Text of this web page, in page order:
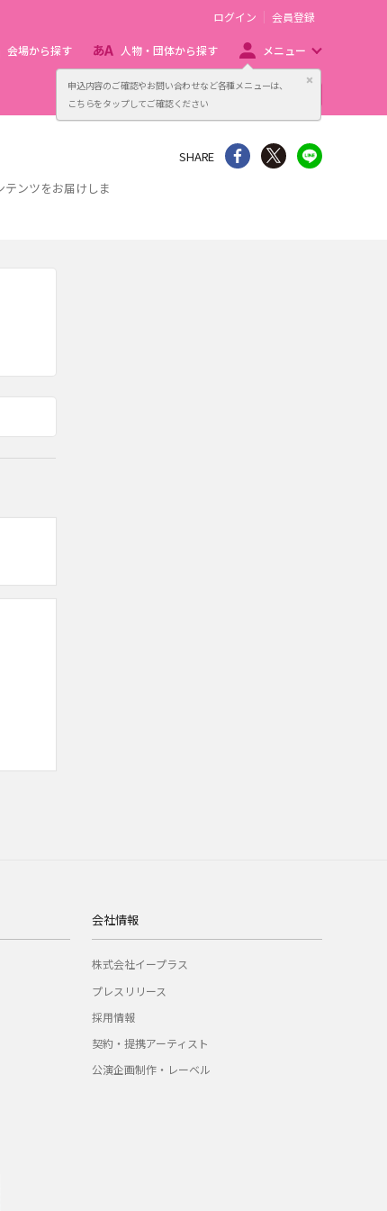
申込内容のご確認やお問い合わせなど各種メニューは、
こちらをタップしてご確認ください
閉じる
ログイン 会員登録
会場から探す 人物・団体から探す メニュー
主催者向け販売サービス
ンツをお届けしま
SHARE シェア Twitter
会社情報
株式会社イープラス
プレスリリース
採用情報
契約・提携アーティスト
公演企画制作・レーベル